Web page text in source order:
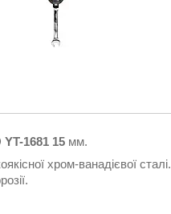
YT-1681 15 мм.
хром-ванадієвої сталі.